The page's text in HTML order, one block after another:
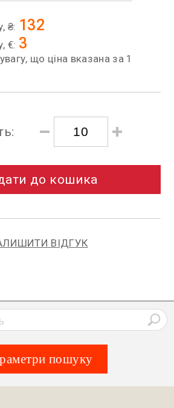
₴: 132
€: 3
що ціна вказана за 1
до кошика
ВІДГУК
пошуку